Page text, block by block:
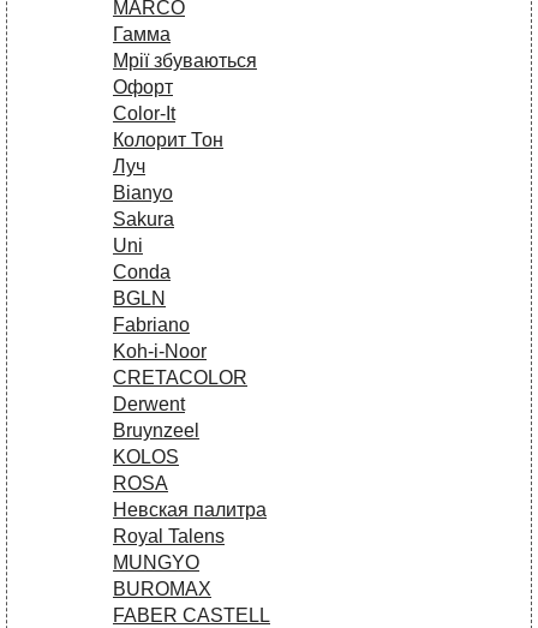
MARCO
Гамма
Мрії збуваються
Офорт
Сolor-It
Колорит Тон
Луч
Bianyo
Sakura
Uni
Conda
BGLN
Fabriano
Koh-i-Noor
CRETACOLOR
Derwent
Bruynzeel
KOLOS
ROSA
Невская палитра
Royal Talens
MUNGYO
BUROMAX
FABER CASTELL